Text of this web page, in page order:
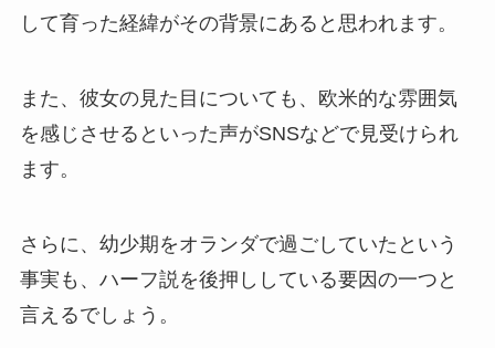
して育った経緯がその背景にあると思われます。
また、彼女の見た目についても、欧米的な雰囲気
を感じさせるといった声がSNSなどで見受けられ
ます。
さらに、幼少期をオランダで過ごしていたという
事実も、ハーフ説を後押ししている要因の一つと
言えるでしょう。